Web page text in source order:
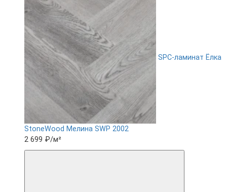
SPC-ламинат Ëлка
StoneWood Мелина SWP 2002
2 699 ₽/м²